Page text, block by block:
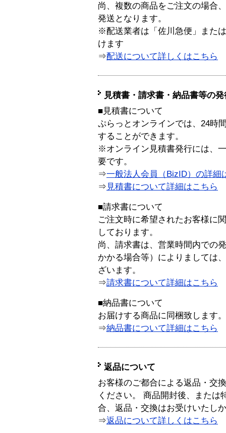
尚、複数の商品をご注文の場合
発送となります。
※配送業者は「佐川急便」また
けます
⇒配送について詳しくはこちら
見積書・請求書・納品書等の
■見積書について
ぷらっとオンラインでは、24時
することができます。
※オンライン見積書発行には、
要です。
⇒一般法人会員（BizID）の詳細
⇒ 見積書について詳細はこちら
■請求書について
ご注文時に希望されたお客様に
しております。
尚、請求書は、営業時間内での
かかる場合等）によりましては
ざいます。
⇒請求書について詳細はこちら
■納品書について
お届けする商品に同梱致します。
⇒納品書について詳細はこちら
返品について
お客様のご都合による返品・交
ください。 商品開封後、または
合、返品・交換はお受けいたし
⇒返品について詳しくはこちら